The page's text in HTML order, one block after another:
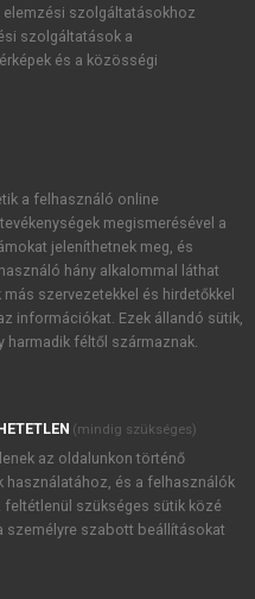
akcióiról.
Zrt. újdonságairól,
foglaltakat tudomásul
, valamint a szotar.netés a
foglaltakat
szolgáltatásokhoz
szolgáltatások a
és a közösségi
a felhasználó online
megismerésével a
jeleníthetnek meg, és
hány alkalommal láthat
szervezetekkel és hirdetőkkel
információkat. Ezek állandó sütik,
harmadik féltől származnak.
(mindig szükséges)
az oldalunkon történő
használatához, és a felhasználók
feltétlenül szükséges sütik közé
személyre szabott beállításokat